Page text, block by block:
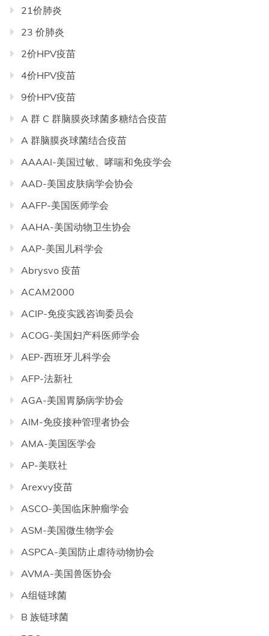
21价肺炎
23 价肺炎
2价HPV疫苗
4价HPV疫苗
9价HPV疫苗
A 群 C 群脑膜炎球菌多糖结合疫苗
A 群脑膜炎球菌结合疫苗
AAAAI-美国过敏、哮喘和免疫学会
AAD-美国皮肤病学会协会
AAFP-美国医师学会
AAHA-美国动物卫生协会
AAP-美国儿科学会
Abrysvo 疫苗
ACAM2000
ACIP-免疫实践咨询委员会
ACOG-美国妇产科医师学会
AEP-西班牙儿科学会
AFP-法新社
AGA-美国胃肠病学协会
AIM-免疫接种管理者协会
AMA-美国医学会
AP-美联社
Arexvy疫苗
ASCO-美国临床肿瘤学会
ASM-美国微生物学会
ASPCA-美国防止虐待动物协会
AVMA-美国兽医协会
A组链球菌
B 族链球菌